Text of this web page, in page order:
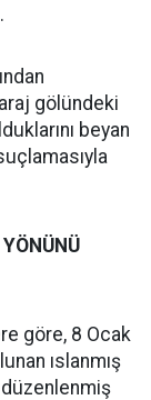
gölündeki
beyan
göre, 8 Ocak
ıslanmış
düzenlenmiş